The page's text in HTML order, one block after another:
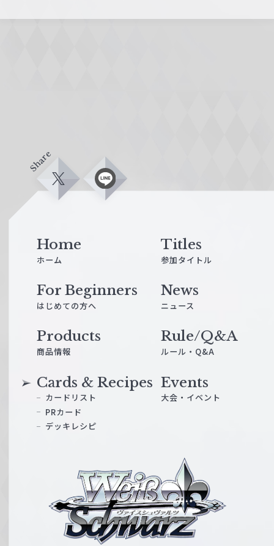
Share
X L
ス
Home
ホーム
Titles
参加タイトル
For Beginners
はじめての方へ
News
ニュース
Products
商品情報
Cards & Recipes
カードリスト
PRカード
デッキレシピ
Events
大会・イベント
Rule/Q&A
ルール・Q&A